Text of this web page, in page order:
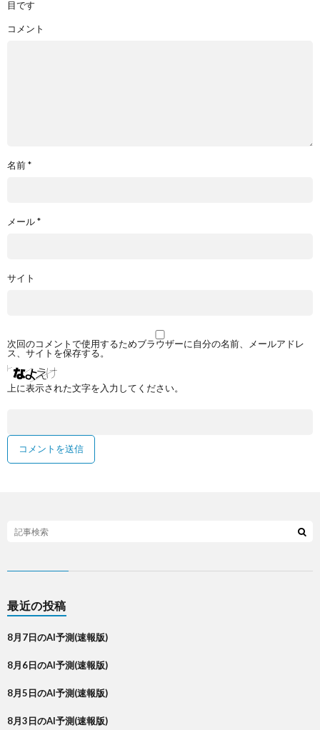
目です
コメント
名前*
メール*
サイト
次回のコメントで使用するためブラウザーに自分の名前、メールアドレ
ス、サイトを保存する。
上に表示された文字を入力してください。
最近の投稿
8月7日のAI予測(速報版)
8月6日のAI予測(速報版)
8月5日のAI予測(速報版)
8月3日のAI予測(速報版)